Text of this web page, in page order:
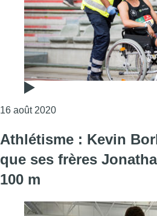
16 août 2020Consulter l'article
Athlétisme : Kevin
que ses frères
100 m